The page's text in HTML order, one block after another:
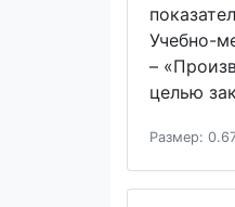
Учебно-
–
целью
Размер: